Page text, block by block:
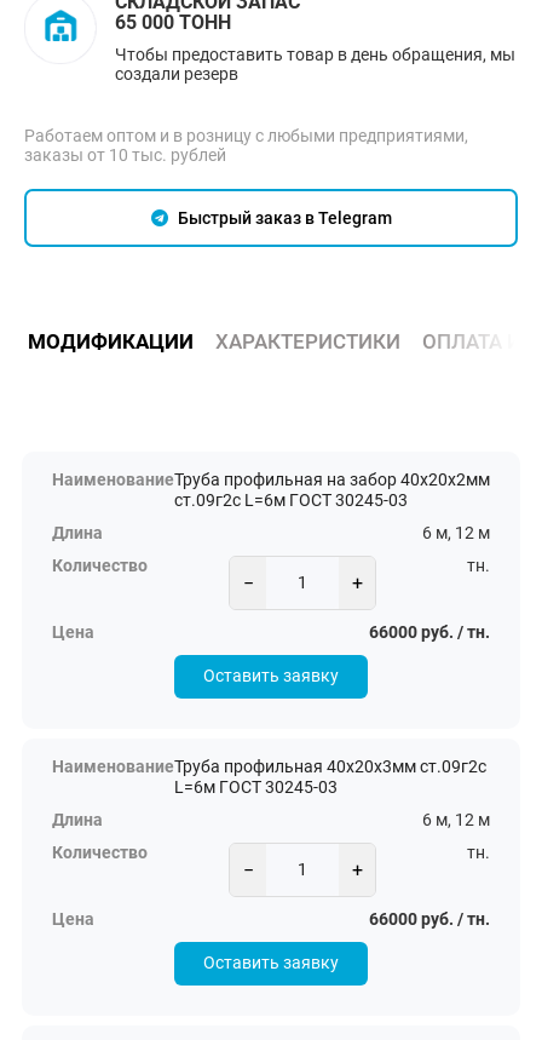
65 000 ТОНН
Чтобы предоставить товар в день обращения, мы
создали резерв
Работаем оптом и в розницу с любыми предприятиями,
заказы от 10 тыс. рублей
Быстрый заказ в Telegram
МОДИФИКАЦИИ ХАРАКТЕРИСТИКИ ОПЛАТА И
Труба профильная на забор 40х20х2мм
ст.09г2с L=6м ГОСТ 30245-03
6 м, 12 м
− +
тн.
66000 руб. / тн.
Оставить заявку
Труба профильная 40х20х3мм ст.09г2с
L=6м ГОСТ 30245-03
6 м, 12 м
− +
тн.
66000 руб. / тн.
Оставить заявку